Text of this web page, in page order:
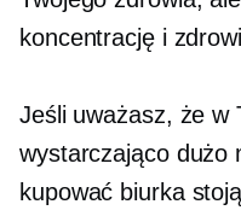
koncentrację i
Jeśli uważasz, że w
wystarczająco dużo
kupować biurka